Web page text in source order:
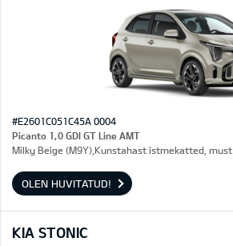
#E2601C051C45A 0004
Picanto 1,0 GDI GT Line AMT
Milky Beige (M9Y),Kunstahast istmekatted, must
OLEN HUVITATUD!
KIA STONIC